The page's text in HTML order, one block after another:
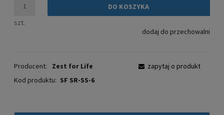
szt.
DO KOSZYKA
dodaj do przechowalni
Producent:
Zest for Life
Kod produktu: SF SR-SS-6
zapytaj o produkt